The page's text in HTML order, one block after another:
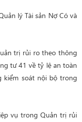
lý Tài sản Nợ Có và
trị rủi ro theo thông
tư 41 về tỷ lệ an toàn
kiểm soát nội bộ trong
vụ trong Quản trị rủi